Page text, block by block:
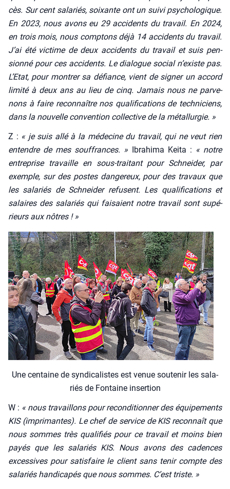
cès. Sur cent sala­riés, soixante ont un sui­vi psy­cho­lo­gique.
En 2023, nous avons eu 29 acci­dents du tra­vail. En 2024,
en trois mois, nous comp­tons déjà 14 acci­dents du tra­vail.
J’ai été vic­time de deux acci­dents du tra­vail et suis pen­
sion­né pour ces acci­dents. Le dia­logue social n’existe pas.
L’Etat, pour mon­trer sa défiance, vient de signer un accord
limi­té à deux ans au lieu de cinq. Jamais nous ne par­ve­
nons à faire recon­naître nos qua­li­fi­ca­tions de tech­ni­ciens,
dans la nou­velle conven­tion col­lec­tive de la métal­lur­gie. »
Z : « je suis allé à la méde­cine du tra­vail, qui ne veut rien
entendre de mes souf­frances. » Ibra­hi­ma Kei­ta : « notre
entre­prise tra­vaille en sous-trai­tant pour Schnei­der, par
exemple, sur des postes dan­ge­reux, pour des tra­vaux que
les sala­riés de Schnei­der refusent. Les qua­li­fi­ca­tions et
salaires des sala­riés qui fai­saient notre tra­vail sont supé­
rieurs aux nôtres ! »
Une cen­taine de syn­di­ca­listes est venue sou­te­nir les sala­
riés de Fon­taine inser­tion
W : « nous tra­vaillons pour recon­di­tion­ner des équi­pe­ments
KIS (impri­mantes). Le chef de ser­vice de KIS recon­naît que
nous sommes très qua­li­fiés pour ce tra­vail et moins bien
payés que les sala­riés KIS. Nous avons des cadences
exces­sives pour satis­faire le client sans tenir compte des
sala­riés han­di­ca­pés que nous sommes. C’est triste. »